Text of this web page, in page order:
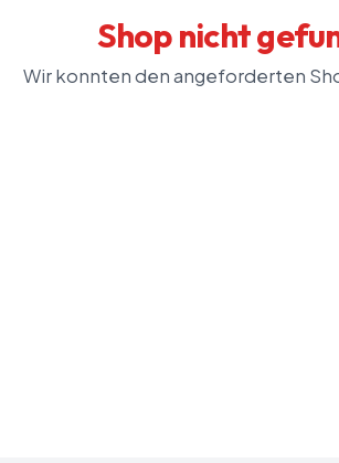
Shop nicht
Wir konnten den angeforderten